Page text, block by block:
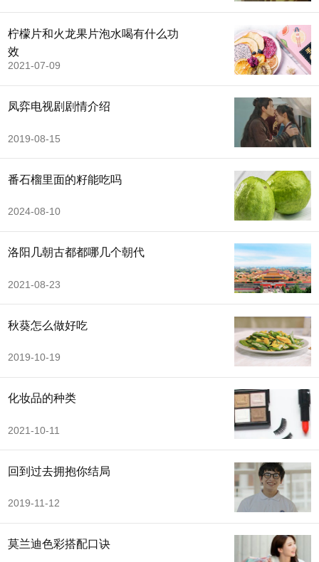
柠檬片和火龙果片泡水喝有什么功
效
2021-07-09
凤弈电视剧剧情介绍
2019-08-15
番石榴里面的籽能吃吗
2024-08-10
洛阳几朝古都都哪几个朝代
2021-08-23
秋葵怎么做好吃
2019-10-19
化妆品的种类
2021-10-11
回到过去拥抱你结局
2019-11-12
莫兰迪色彩搭配口诀